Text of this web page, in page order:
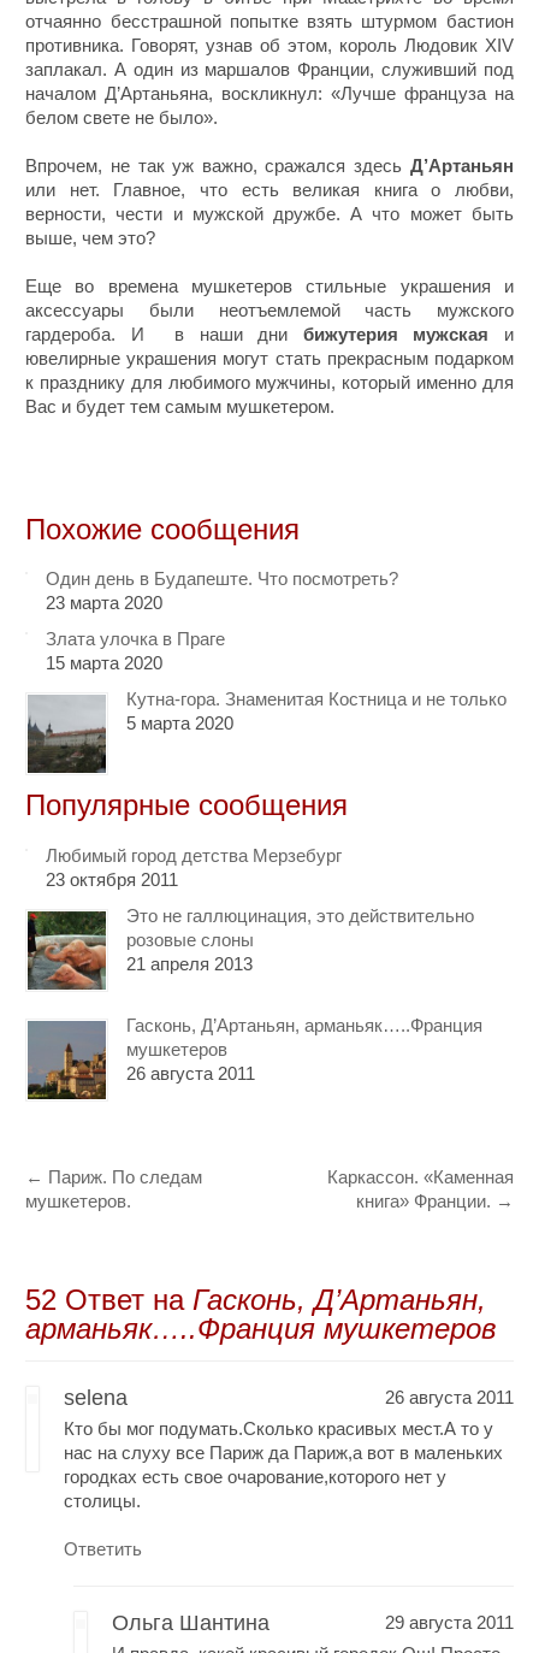
отчаянно бесстрашной попытке взять штурмом бастион
противника. Говорят, узнав об этом, король Людовик XIV
заплакал. А один из маршалов Франции, служивший под
началом Д’Артаньяна, воскликнул: «Лучше француза на
белом свете не было».
Впрочем, не так уж важно, сражался здесь Д’Артаньян
или нет. Главное, что есть великая книга о любви,
верности, чести и мужской дружбе. А что может быть
выше, чем это?
Еще во времена мушкетеров стильные украшения и
аксессуары были неотъемлемой часть мужского
гардероба. И в наши дни бижутерия мужская и
ювелирные украшения могут стать прекрасным подарком
к празднику для любимого мужчины, который именно для
Вас и будет тем самым мушкетером.
Похожие сообщения
Один день в Будапеште. Что посмотреть?
23 марта 2020
Злата улочка в Праге
15 марта 2020
Кутна-гора. Знаменитая Костница и не только
5 марта 2020
Популярные сообщения
Любимый город детства Мерзебург
23 октября 2011
Это не галлюцинация, это действительно
розовые слоны
21 апреля 2013
Гасконь, Д’Артаньян, арманьяк…..Франция
мушкетеров
26 августа 2011
← Париж. По следам
мушкетеров.
Каркассон. «Каменная
книга» Франции. →
52 Oтвет на Гасконь, Д’Артаньян,
арманьяк…..Франция мушкетеров
selena
26 августа 2011
Кто бы мог подумать.Сколько красивых мест.А то у
нас на слуху все Париж да Париж,а вот в маленьких
городках есть свое очарование,которого нет у
столицы.
Ответить
Ольга Шантина
29 августа 2011